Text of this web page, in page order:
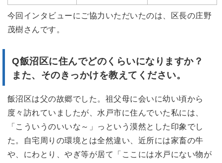
今回インタビューにご協力いただいたのは、区長の庄野
茂樹さんです。
Q飯沼区に住んでどのくらいになりますか？
また、そのきっかけを教えてください。
飯沼区は父の故郷でした。祖父母に会いに幼い頃から
度々訪れていましたが、水戸市に住んでいた私には、
「こういうのいいな～」っという漠然とした印象でし
た。自宅周りの環境とは全然違い、近所には家畜の牛
や、にわとり、やぎ等が居て「ここには水戸にない物が